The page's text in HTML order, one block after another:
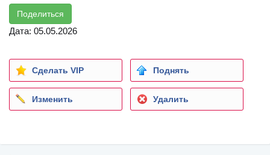
Поделиться
Дата: 05.05.2026
Сделать VIP Поднять
Изменить Удалить